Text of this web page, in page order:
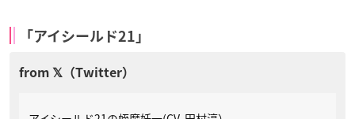
「アイシールド21」